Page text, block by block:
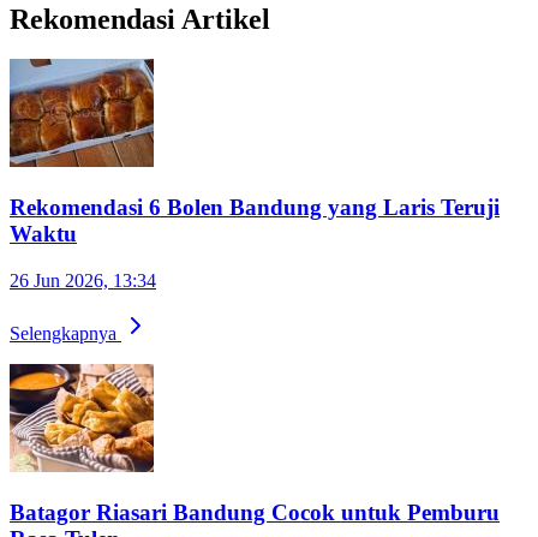
Rekomendasi Artikel
Rekomendasi 6 Bolen Bandung yang Laris Teruji
Waktu
26 Jun 2026, 13:34
Selengkapnya
Batagor Riasari Bandung Cocok untuk Pemburu